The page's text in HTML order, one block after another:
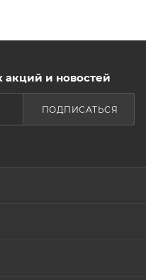
акций и новостей
ПОДПИСАТЬСЯ